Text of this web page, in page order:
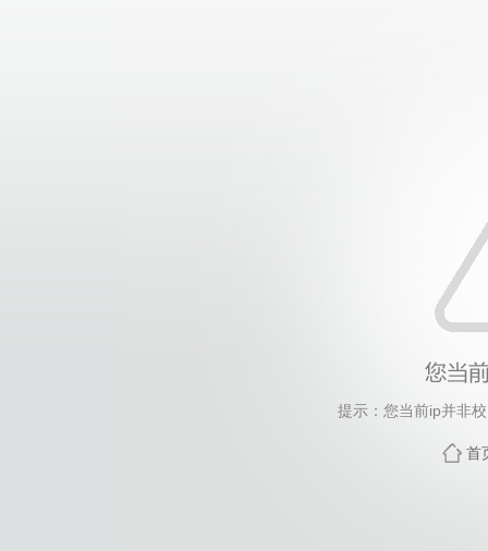
提示：您当前ip并非
首